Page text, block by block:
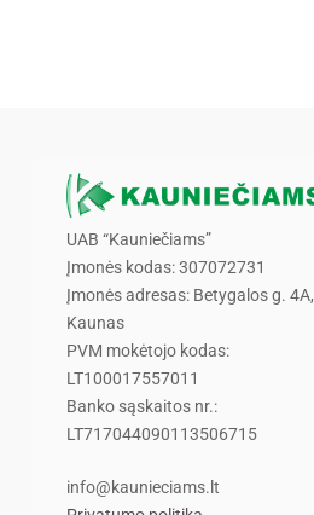
UAB “Kauniečiams”
Įmonės kodas: 307072731
Įmonės adresas: Betygalos g. 4A,
Kaunas
PVM mokėtojo kodas:
LT100017557011
Banko sąskaitos nr.:
LT717044090113506715
info@kaunieciams.lt